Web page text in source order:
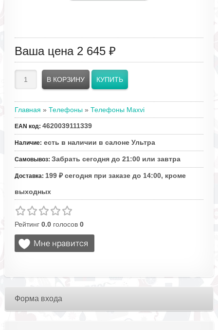
Ваша цена 2 645 ₽
Главная » Телефоны » Телефоны Maxvi
EAN код: 4620039111339
Наличие: есть в наличии в салоне Ультра
Самовывоз: Забрать сегодня до 21:00 или завтра
Доставка: 199 ₽ сегодня при заказе до 14:00, кроме
выходных
Рейтинг 0.0голосов 0
Форма входа